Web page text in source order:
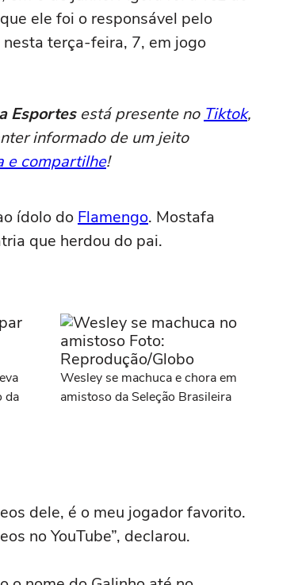
ele foi o responsável pelo
terça-feira, 7, em jogo
Esportesestá presente no Tiktok,
informado de um jeito
e compartilhe!
ídolo do Flamengo. Mostafa
que herdou do pai.
da
Wesley se machuca e chora em
amistoso da Seleção Brasileira
dele, é o meu jogador favorito.
no YouTube”, declarou.